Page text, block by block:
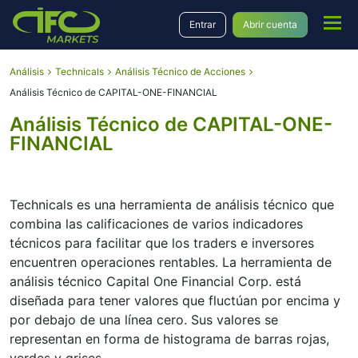
Entrar Abrir cuenta
Análisis Technicals
Análisis Técnico de Acciones
Análisis Técnico de CAPITAL-ONE-FINANCIAL
Análisis Técnico de CAPITAL-ONE-
FINANCIAL
Technicals es una herramienta de análisis técnico que
combina las calificaciones de varios indicadores
técnicos para facilitar que los traders e inversores
encuentren operaciones rentables. La herramienta de
análisis técnico Capital One Financial Corp. está
diseñada para tener valores que fluctúan por encima y
por debajo de una línea cero. Sus valores se
representan en forma de histograma de barras rojas,